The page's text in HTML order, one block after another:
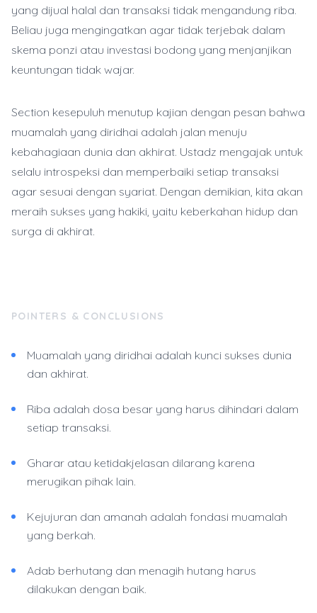
yang dijual halal dan transaksi tidak mengandung riba.
Beliau juga mengingatkan agar tidak terjebak dalam
skema ponzi atau investasi bodong yang menjanjikan
keuntungan tidak wajar.
Section kesepuluh menutup kajian dengan pesan bahwa
muamalah yang diridhai adalah jalan menuju
kebahagiaan dunia dan akhirat. Ustadz mengajak untuk
selalu introspeksi dan memperbaiki setiap transaksi
agar sesuai dengan syariat. Dengan demikian, kita akan
meraih sukses yang hakiki, yaitu keberkahan hidup dan
surga di akhirat.
POINTERS & CONCLUSIONS
Muamalah yang diridhai adalah kunci sukses dunia
dan akhirat.
Riba adalah dosa besar yang harus dihindari dalam
setiap transaksi.
Gharar atau ketidakjelasan dilarang karena
merugikan pihak lain.
Kejujuran dan amanah adalah fondasi muamalah
yang berkah.
Adab berhutang dan menagih hutang harus
dilakukan dengan baik.